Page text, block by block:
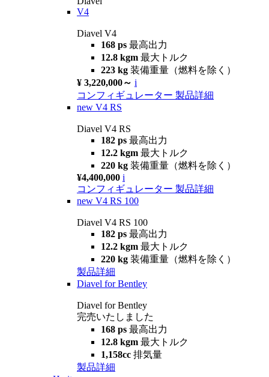
V4
Diavel V4
168 ps 最高出力
12.8 kgm 最大トルク
223 kg 装備重量（燃料を除く）
¥ 3,220,000～ i
コンフィギュレーター 製品詳細
new V4 RS
Diavel V4 RS
182 ps 最高出力
12.2 kgm 最大トルク
220 kg 装備重量（燃料を除く）
¥4,400,000 i
コンフィギュレーター 製品詳細
new V4 RS 100
Diavel V4 RS 100
182 ps 最高出力
12.2 kgm 最大トルク
220 kg 装備重量（燃料を除く）
製品詳細
Diavel for Bentley
Diavel for Bentley
完売いたしました
168 ps 最高出力
12.8 kgm 最大トルク
1,158cc 排気量
製品詳細